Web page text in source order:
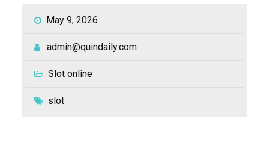
May 9, 2026
admin@quindaily.com
Slot online
slot